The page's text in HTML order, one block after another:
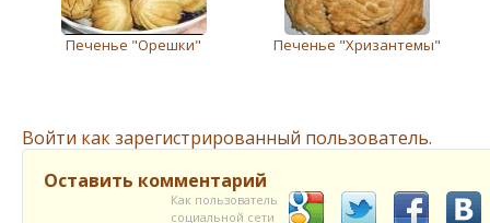
Печенье "Орешки" Печенье "Хризантемы"
Войти как зарегистрированный пользователь.
Оставить комментарий
Как пользователь
социальной сети